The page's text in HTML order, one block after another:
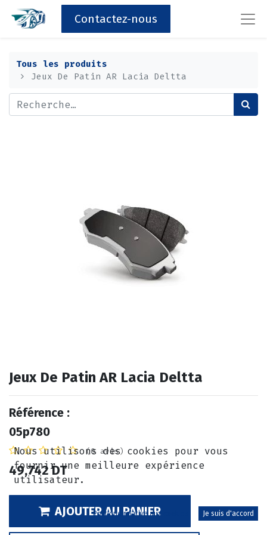
Contactez-nous
Tous les produits
Jeux De Patin AR Lacia Deltta
Jeux De Patin AR Lacia Deltta
Référence :
05p780
(0 avis)
49,742DT
AJOUTER AU PANIER
Nous utilisons des cookies pour vous
fournir une meilleure expérience
utilisateur.
Politique relative aux cookies Je suis d'accord